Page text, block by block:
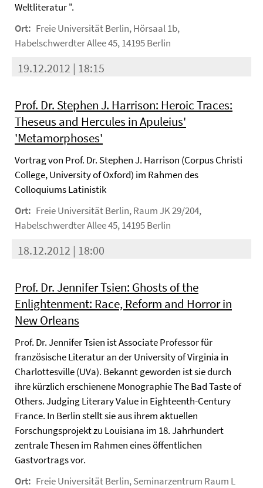
Weltliteratur ".
Ort: Freie Universität Berlin, Hörsaal 1b,
Habelschwerdter Allee 45, 14195 Berlin
19.12.2012 | 18:15
Prof. Dr. Stephen J. Harrison: Heroic Traces:
Theseus and Hercules in Apuleius'
'Metamorphoses'
Vortrag von Prof. Dr. Stephen J. Harrison (Corpus Christi
College, University of Oxford) im Rahmen des
Colloquiums Latinistik
Ort: Freie Universität Berlin, Raum JK 29/204,
Habelschwerdter Allee 45, 14195 Berlin
18.12.2012 | 18:00
Prof. Dr. Jennifer Tsien: Ghosts of the
Enlightenment: Race, Reform and Horror in
New Orleans
Prof. Dr. Jennifer Tsien ist Associate Professor für
französische Literatur an der University of Virginia in
Charlottesville (UVa). Bekannt geworden ist sie durch
ihre kürzlich erschienene Monographie The Bad Taste of
Others. Judging Literary Value in Eighteenth-Century
France. In Berlin stellt sie aus ihrem aktuellen
Forschungsprojekt zu Louisiana im 18. Jahrhundert
zentrale Thesen im Rahmen eines öffentlichen
Gastvortrags vor.
Ort: Freie Universität Berlin, Seminarzentrum Raum L